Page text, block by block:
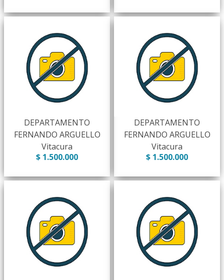
DEPARTAMENTO
FERNANDO ARGUELLO
Vitacura
$ 1.500.000
DEPARTAMENTO
FERNANDO ARGUELLO
Vitacura
$ 1.500.000